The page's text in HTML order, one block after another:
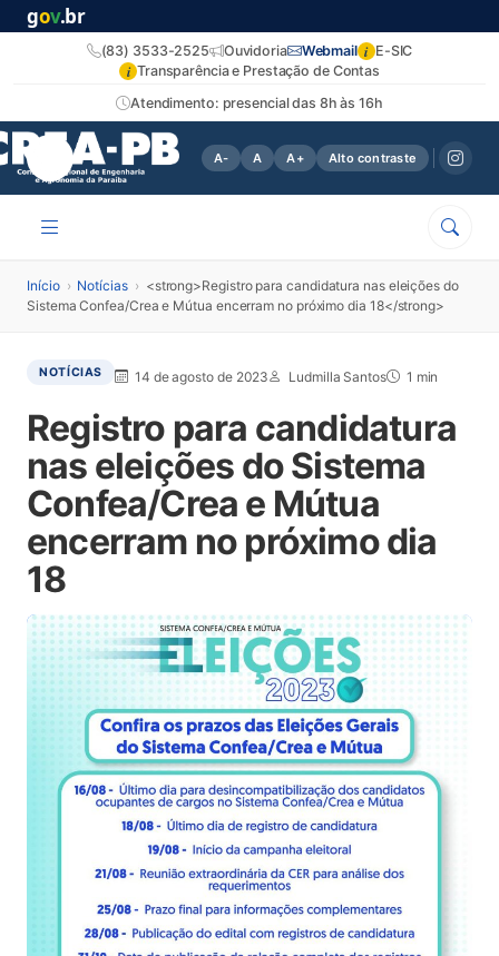
gov.br
Atendimento: presencial das 8h às 16h
(83) 3533-2525 Ouvidoria Webmail i E-SIC
i Transparência e Prestação de Contas
A- A A+ Alto contraste
Início › Notícias › <strong>Registro para candidatura nas eleições do
Sistema Confea/Crea e Mútua encerram no próximo dia 18</strong>
NOTÍCIAS 14 de agosto de 2023 Ludmilla Santos 1 min
Registro para candidatura
nas eleições do Sistema
Confea/Crea e Mútua
encerram no próximo dia
18